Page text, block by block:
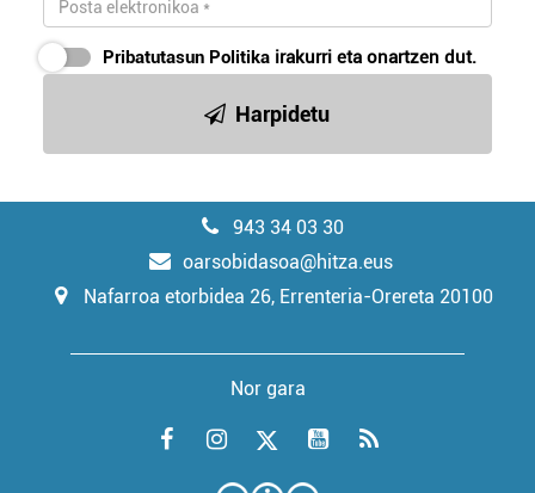
Pribatutasun Politika irakurri eta onartzen dut.
Harpidetu
943 34 03 30
oarsobidasoa@hitza.eus
Nafarroa etorbidea 26, Errenteria-Orereta 20100
Nor gara